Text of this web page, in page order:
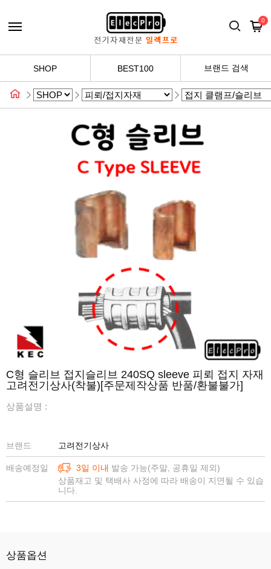
0
SHOP BEST100 브랜드 검색
C형 슬리브 접지슬리브 240SQ sleeve 피뢰 접지 자재
고려전기상사(착불)[주문제작상품 반품/환불불가]
상품설명 :
브랜드 고려전기상사
배송예정일 3일 이내 발송 가능(주말, 공휴일 제외)
상품재고 및 택배사 사정에 따라 배송이 지연될 수 있습
니다.
상품옵션